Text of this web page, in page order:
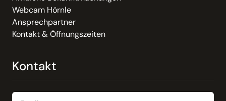
Webcam Hörnle
Ansprechpartner
Kontakt & Öffnungszeiten
Kontakt